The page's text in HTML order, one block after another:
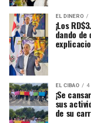
EL DINERO
¡Los
dando
EL CIBAO 4
¡Se
sus
de su